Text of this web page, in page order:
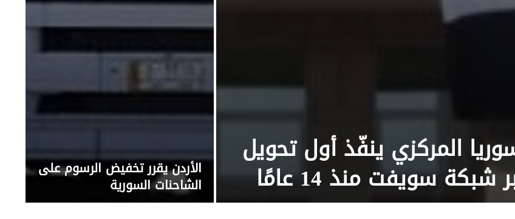
المركزي ينفّذ أول تحويل
سويفت منذ 14 عامًا الأردن يقرر تخفيض الرسوم على
الشاحنات السورية